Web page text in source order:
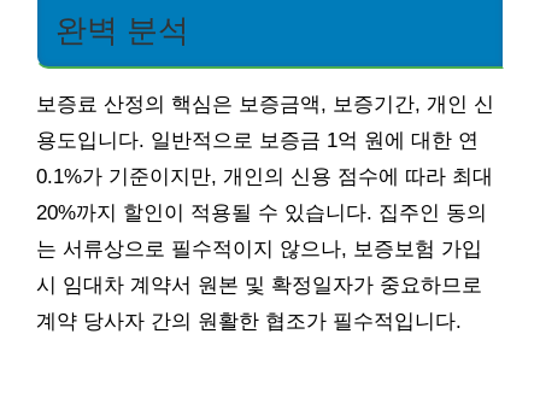
완벽 분석
보증료 산정의 핵심은 보증금액, 보증기간, 개인 신
용도입니다. 일반적으로 보증금 1억 원에 대한 연
0.1%가 기준이지만, 개인의 신용 점수에 따라 최대
20%까지 할인이 적용될 수 있습니다. 집주인 동의
는 서류상으로 필수적이지 않으나, 보증보험 가입
시 임대차 계약서 원본 및 확정일자가 중요하므로
계약 당사자 간의 원활한 협조가 필수적입니다.